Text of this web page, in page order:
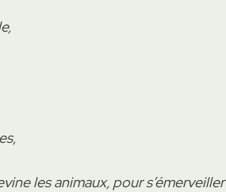
les animaux, pour s’émerveiller